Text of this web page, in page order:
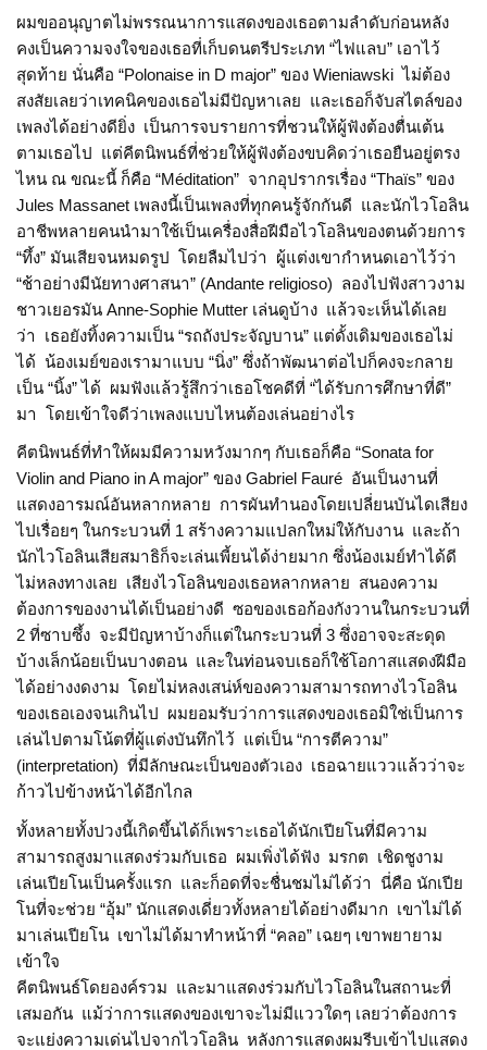
ผมขออนุญาตไม่พรรณนาการแสดงของเธอตามลำดับก่อนหลัง
คงเป็นความจงใจของเธอที่เก็บดนตรีประเภท “ไฟแลบ” เอาไว้
สุดท้าย นั่นคือ “Polonaise in D major” ของ Wieniawski ไม่ต้อง
สงสัยเลยว่าเทคนิคของเธอไม่มีปัญหาเลย และเธอก็จับสไตล์ของ
เพลงได้อย่างดียิ่ง เป็นการจบรายการที่ชวนให้ผู้ฟังต้องตื่นเต้น
ตามเธอไป แต่คีตนิพนธ์ที่ช่วยให้ผู้ฟังต้องขบคิดว่าเธอยืนอยู่ตรง
ไหน ณ ขณะนี้ ก็คือ “Méditation” จากอุปรากรเรื่อง “Thaïs” ของ
Jules Massanet เพลงนี้เป็นเพลงที่ทุกคนรู้จักกันดี และนักไวโอลิน
อาชีพหลายคนนำมาใช้เป็นเครื่องสื่อฝีมือไวโอลินของตนด้วยการ
“ทึ้ง” มันเสียจนหมดรูป โดยลืมไปว่า ผู้แต่งเขากำหนดเอาไว้ว่า
“ช้าอย่างมีนัยทางศาสนา” (Andante religioso) ลองไปฟังสาวงาม
ชาวเยอรมัน Anne-Sophie Mutter เล่นดูบ้าง แล้วจะเห็นได้เลย
ว่า เธอยังทิ้งความเป็น “รถถังประจัญบาน” แต่ดั้งเดิมของเธอไม่
ได้ น้องเมย์ของเรามาแบบ “นิ่ง” ซึ่งถ้าพัฒนาต่อไปก็คงจะกลาย
เป็น “นิ้ง” ได้ ผมฟังแล้วรู้สึกว่าเธอโชคดีที่ “ได้รับการศึกษาที่ดี”
มา โดยเข้าใจดีว่าเพลงแบบไหนต้องเล่นอย่างไร
คีตนิพนธ์ที่ทำให้ผมมีความหวังมากๆ กับเธอก็คือ “Sonata for
Violin and Piano in A major” ของ Gabriel Fauré อันเป็นงานที่
แสดงอารมณ์อันหลากหลาย การผันทำนองโดยเปลี่ยนบันไดเสียง
ไปเรื่อยๆ ในกระบวนที่ 1 สร้างความแปลกใหม่ให้กับงาน และถ้า
นักไวโอลินเสียสมาธิก็จะเล่นเพี้ยนได้ง่ายมาก ซึ่งน้องเมย์ทำได้ดี
ไม่หลงทางเลย เสียงไวโอลินของเธอหลากหลาย สนองความ
ต้องการของงานได้เป็นอย่างดี ซอของเธอก้องกังวานในกระบวนที่
2 ที่ซาบซึ้ง จะมีปัญหาบ้างก็แต่ในกระบวนที่ 3 ซึ่งอาจจะสะดุด
บ้างเล็กน้อยเป็นบางตอน และในท่อนจบเธอก็ใช้โอกาสแสดงฝีมือ
ได้อย่างงดงาม โดยไม่หลงเสน่ห์ของความสามารถทางไวโอลิน
ของเธอเองจนเกินไป ผมยอมรับว่าการแสดงของเธอมิใช่เป็นการ
เล่นไปตามโน้ตที่ผู้แต่งบันทึกไว้ แต่เป็น “การตีความ”
(interpretation) ที่มีลักษณะเป็นของตัวเอง เธอฉายแววแล้วว่าจะ
ก้าวไปข้างหน้าได้อีกไกล
ทั้งหลายทั้งปวงนี้เกิดขึ้นได้ก็เพราะเธอได้นักเปียโนที่มีความ
สามารถสูงมาแสดงร่วมกับเธอ ผมเพิ่งได้ฟัง มรกต เชิดชูงาม
เล่นเปียโนเป็นครั้งแรก และก็อดที่จะชื่นชมไม่ได้ว่า นี่คือ นักเปีย
โนที่จะช่วย “อุ้ม” นักแสดงเดี่ยวทั้งหลายได้อย่างดีมาก เขาไม่ได้
มาเล่นเปียโน เขาไม่ได้มาทำหน้าที่ “คลอ” เฉยๆ เขาพยายาม
เข้าใจ
คีตนิพนธ์โดยองค์รวม และมาแสดงร่วมกับไวโอลินในสถานะที่
เสมอกัน แม้ว่าการแสดงของเขาจะไม่มีแววใดๆ เลยว่าต้องการ
จะแย่งความเด่นไปจากไวโอลิน หลังการแสดงผมรีบเข้าไปแสดง